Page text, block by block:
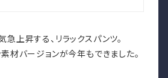
上昇する、リラックスパンツ。
材バージョンが今年もできました。